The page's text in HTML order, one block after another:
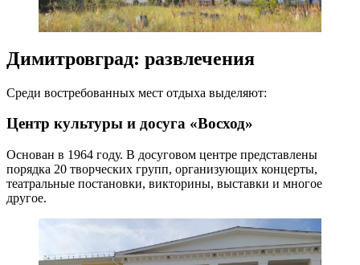
Димитровград: развлечения
Среди востребованных мест отдыха выделяют:
Центр культуры и досуга «Восход»
Основан в 1964 году. В досуговом центре представлены
порядка 20 творческих групп, организующих концерты,
театральные постановки, викторины, выставки и многое
другое.